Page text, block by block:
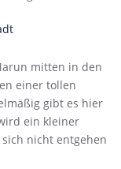
mitten in den
einer tollen
gibt es hier
ein kleiner
nicht entgehen